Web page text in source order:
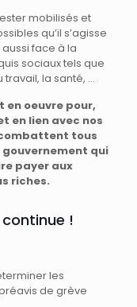
mobilisés et
qu’il s’agisse
face à la
sociaux tels que
travail, la santé, …
oeuvre pour,
en lien avec nos
tous
qui
payer aux
riches.
!
les
de grève